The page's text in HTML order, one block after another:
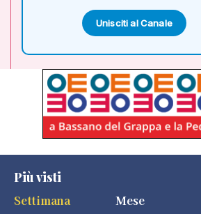
Unisciti al Canale
Più visti
Settimana
Mese